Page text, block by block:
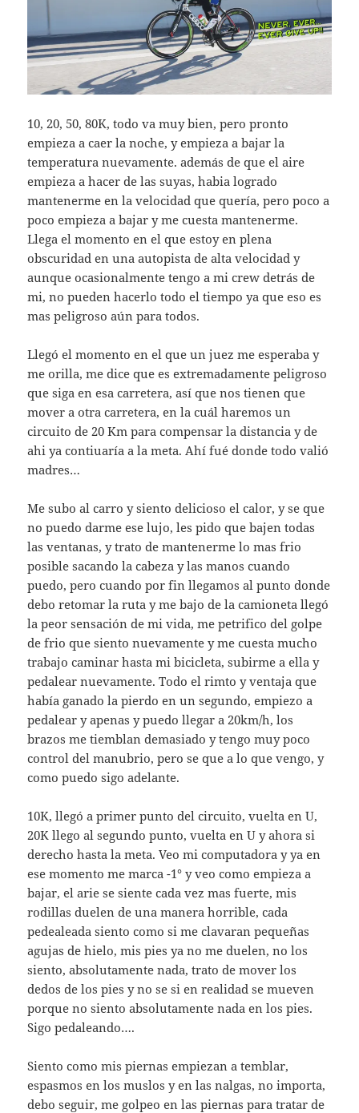
10, 20, 50, 80K, todo va muy bien, pero pronto
empieza a caer la noche, y empieza a bajar la
temperatura nuevamente. además de que el aire
empieza a hacer de las suyas, habia logrado
mantenerme en la velocidad que quería, pero poco a
poco empieza a bajar y me cuesta mantenerme.
Llega el momento en el que estoy en plena
obscuridad en una autopista de alta velocidad y
aunque ocasionalmente tengo a mi crew detrás de
mi, no pueden hacerlo todo el tiempo ya que eso es
mas peligroso aún para todos.
Llegó el momento en el que un juez me esperaba y
me orilla, me dice que es extremadamente peligroso
que siga en esa carretera, así que nos tienen que
mover a otra carretera, en la cuál haremos un
circuito de 20 Km para compensar la distancia y de
ahi ya contiuaría a la meta. Ahí fué donde todo valió
madres…
Me subo al carro y siento delicioso el calor, y se que
no puedo darme ese lujo, les pido que bajen todas
las ventanas, y trato de mantenerme lo mas frio
posible sacando la cabeza y las manos cuando
puedo, pero cuando por fin llegamos al punto donde
debo retomar la ruta y me bajo de la camioneta llegó
la peor sensación de mi vida, me petrifico del golpe
de frio que siento nuevamente y me cuesta mucho
trabajo caminar hasta mi bicicleta, subirme a ella y
pedalear nuevamente. Todo el rimto y ventaja que
había ganado la pierdo en un segundo, empiezo a
pedalear y apenas y puedo llegar a 20km/h, los
brazos me tiemblan demasiado y tengo muy poco
control del manubrio, pero se que a lo que vengo, y
como puedo sigo adelante.
10K, llegó a primer punto del circuito, vuelta en U,
20K llego al segundo punto, vuelta en U y ahora si
derecho hasta la meta. Veo mi computadora y ya en
ese momento me marca -1° y veo como empieza a
bajar, el arie se siente cada vez mas fuerte, mis
rodillas duelen de una manera horrible, cada
pedealeada siento como si me clavaran pequeñas
agujas de hielo, mis pies ya no me duelen, no los
siento, absolutamente nada, trato de mover los
dedos de los pies y no se si en realidad se mueven
porque no siento absolutamente nada en los pies.
Sigo pedaleando….
Siento como mis piernas empiezan a temblar,
espasmos en los muslos y en las nalgas, no importa,
debo seguir, me golpeo en las piernas para tratar de